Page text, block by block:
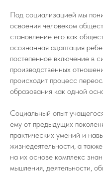
Под социализацией мы
освоения человеком
становление его как
осознанная адаптация
постепенное включение в
производственных
происходит процесс
образования как одной
Социальный опыт
ему от предыдущих
практических умений и
жизнедеятельности, а
на их основе комплекс
мышления, деятельности,